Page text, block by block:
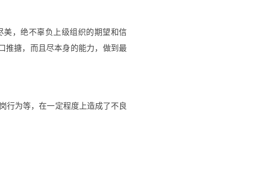
，绝不辜负上级组织的期望和信
推搪，而且尽本身的能力，做到最
行为等，在一定程度上造成了不良